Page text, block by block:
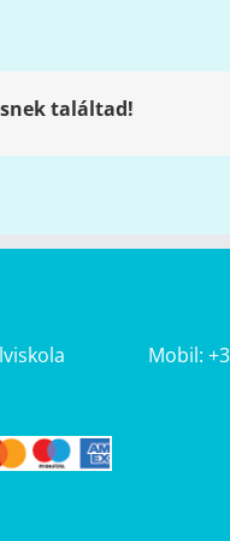
találtad!
Mobil: